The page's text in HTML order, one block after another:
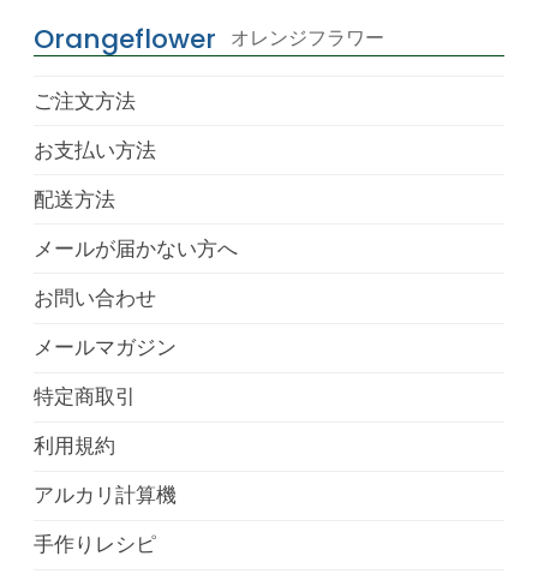
Orangeflower オレンジフラワー
ご注文方法
お支払い方法
配送方法
メールが届かない方へ
お問い合わせ
メールマガジン
特定商取引
利用規約
アルカリ計算機
手作りレシピ